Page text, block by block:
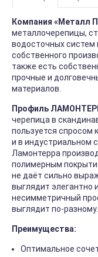
Компания «Металл
металлочерепицы,
водосточных систем
собственного
также есть
прочные и
материалов.
Профиль
черепица в
пользуется спросом
и в индустриальном
Ламонтерра
полимерным
не даёт сильно
выглядит элегантно
несимметричный
выглядит по-разному.
Преимущества:
Оптимальное